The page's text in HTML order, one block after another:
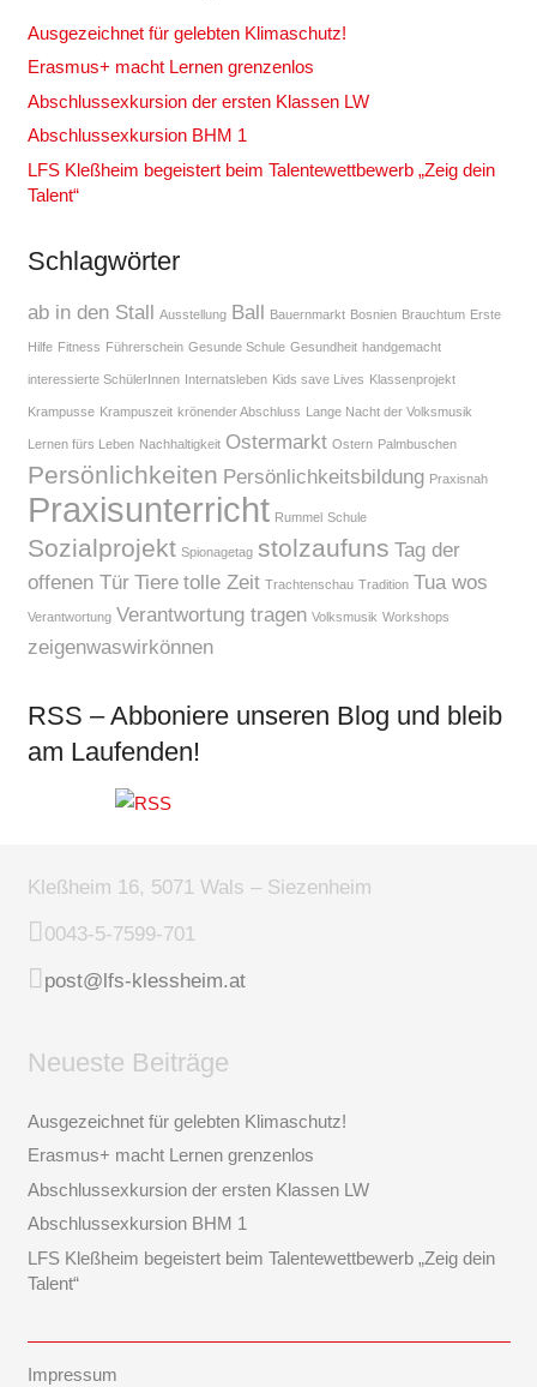
Ausgezeichnet für gelebten Klimaschutz!
Erasmus+ macht Lernen grenzenlos
Abschlussexkursion der ersten Klassen LW
Abschlussexkursion BHM 1
LFS Kleßheim begeistert beim Talentewettbewerb „Zeig dein
Talent“
Schlagwörter
ab in den Stall Ausstellung Ball Bauernmarkt Bosnien Brauchtum Erste
Hilfe Fitness Führerschein Gesunde Schule Gesundheit handgemacht
interessierte SchülerInnen Internatsleben Kids save Lives Klassenprojekt
Krampusse Krampuszeit krönender Abschluss Lange Nacht der Volksmusik
Lernen fürs Leben Nachhaltigkeit Ostermarkt Ostern Palmbuschen
Persönlichkeiten Persönlichkeitsbildung Praxisnah
Praxisunterricht Rummel Schule
Sozialprojekt Spionagetag stolzaufuns Tag der
offenen Tür Tiere tolle Zeit Trachtenschau Tradition Tua wos
Verantwortung Verantwortung tragen Volksmusik Workshops
zeigenwaswirkönnen
RSS – Abboniere unseren Blog und bleib
am Laufenden!
Kleßheim 16, 5071 Wals – Siezenheim
0043-5-7599-701
post@lfs-klessheim.at
Neueste Beiträge
Ausgezeichnet für gelebten Klimaschutz!
Erasmus+ macht Lernen grenzenlos
Abschlussexkursion der ersten Klassen LW
Abschlussexkursion BHM 1
LFS Kleßheim begeistert beim Talentewettbewerb „Zeig dein
Talent“
Impressum